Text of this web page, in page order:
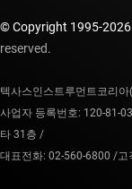
© Copyright 1995-2026
reserved.
텍사스인스트루먼트코리
사업자 등록번호: 120-81-
타 31층 /
대표전화: 02-560-6800 /고